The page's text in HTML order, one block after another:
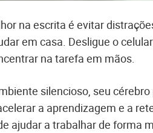
na escrita é evitar
em casa. Desligue o
na tarefa em mãos.
silencioso, seu
a aprendizagem e a
ajudar a trabalhar de forma